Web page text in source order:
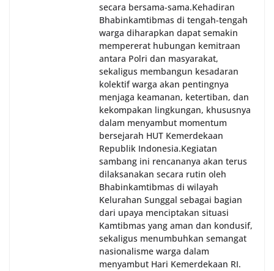
secara bersama-sama.‎‎Kehadiran
Bhabinkamtibmas di tengah-tengah
warga diharapkan dapat semakin
mempererat hubungan kemitraan
antara Polri dan masyarakat,
sekaligus membangun kesadaran
kolektif warga akan pentingnya
menjaga keamanan, ketertiban, dan
kekompakan lingkungan, khususnya
dalam menyambut momentum
bersejarah HUT Kemerdekaan
Republik Indonesia.‎Kegiatan
sambang ini rencananya akan terus
dilaksanakan secara rutin oleh
Bhabinkamtibmas di wilayah
Kelurahan Sunggal sebagai bagian
dari upaya menciptakan situasi
Kamtibmas yang aman dan kondusif,
sekaligus menumbuhkan semangat
nasionalisme warga dalam
menyambut Hari Kemerdekaan RI.